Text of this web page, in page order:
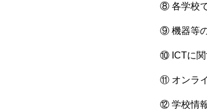
⑧ 各学校
⑨ 機器等
⑩ ICTに関
⑪ オンラ
⑫ 学校情